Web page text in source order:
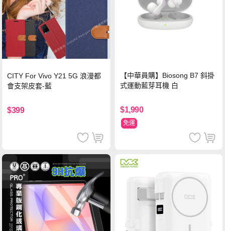
CITY For Vivo Y21 5G 浪漫都
會支架皮套-藍
$399
【中華員購】Biosong B7 斜掛
式運動藍芽耳機 白
$1,990
免運